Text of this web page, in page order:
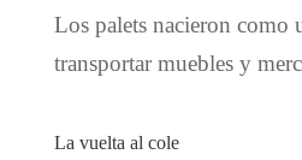
Los palets nacieron como
transportar muebles y
La vuelta al cole